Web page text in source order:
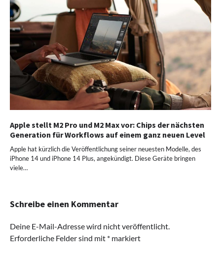
Apple stellt M2 Pro und M2 Max vor: Chips der nächsten
Generation für Workflows auf einem ganz neuen Level
Apple hat kürzlich die Veröffentlichung seiner neuesten Modelle, des
iPhone 14 und iPhone 14 Plus, angekündigt. Diese Geräte bringen
viele…
Schreibe einen Kommentar
Deine E-Mail-Adresse wird nicht veröffentlicht.
Erforderliche Felder sind mit * markiert